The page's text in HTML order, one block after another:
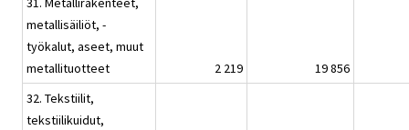
metallisäiliöt, -
työkalut, aseet, muut
metallituotteet
2 219
19 856
32. Tekstiilit,
tekstiilikuidut,